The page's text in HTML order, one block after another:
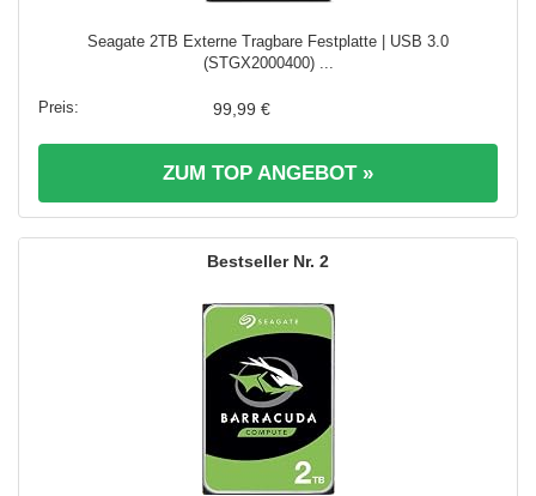
Seagate 2TB Externe Tragbare Festplatte | USB 3.0
(STGX2000400) ...
99,99 €
ZUM TOP ANGEBOT »
2